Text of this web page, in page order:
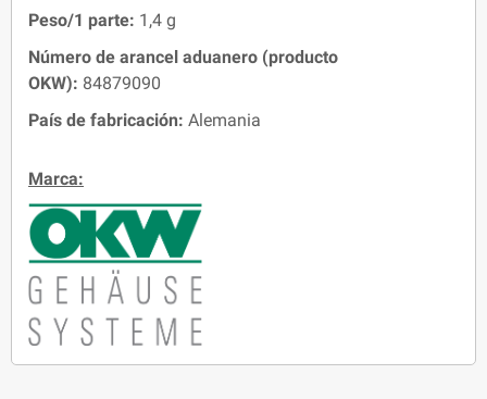
Peso/1 parte: 1,4 g
Número de arancel aduanero (producto
OKW): 84879090
País de fabricación: Alemania
Marca: